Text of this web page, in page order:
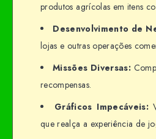
produtos agrícolas em itens
Desenvolvimento de
lojas e outras operações
Missões Diversas:
recompensas.
Gráficos Impecáveis:
que realça a experiência de